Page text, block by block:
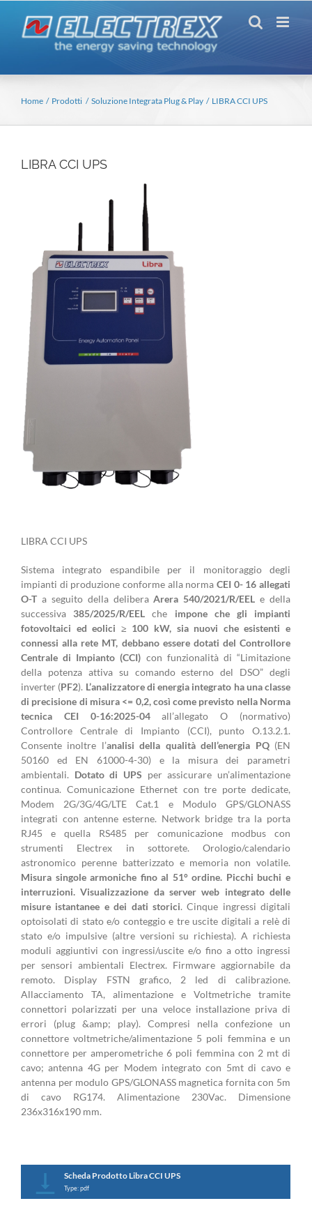
contenuto
Home Prodotti Soluzione Integrata Plug & Play LIBRA CCI UPS
LIBRA CCI UPS
LIBRA CCI UPS
Sistema integrato espandibile per il monitoraggio degli
impianti di produzione conforme alla norma CEI 0- 16 allegati
O-T a seguito della deliberaArera 540/2021/R/EEL e della
successiva385/2025/R/EEL che impone che gli impianti
fotovoltaici ed eolici ≥ 100 kW, sia nuovi che esistenti e
connessi alla rete MT, debbano essere dotati del Controllore
Centrale di Impianto (CCI) con funzionalità di “Limitazione
della potenza attiva su comando esterno del DSO” degli
inverter (PF2). L’analizzatore di energia integrato ha una classe
di precisione di misura <= 0,2, così come previsto nella Norma
tecnica CEI 0-16:2025-04all’allegato O (normativo)
Controllore Centrale di Impianto (CCI), punto O.13.2.1.
Consente inoltre l’analisi della qualità dell’energia PQ(EN
50160 ed EN 61000-4-30) e la misura dei parametri
ambientali. Dotato di UPS per assicurare un’alimentazione
continua. Comunicazione Ethernet con tre porte dedicate,
Modem 2G/3G/4G/LTE Cat.1 e Modulo GPS/GLONASS
integrati con antenne esterne. Network bridge tra la porta
RJ45 e quella RS485 per comunicazione modbus con
strumenti Electrex in sottorete. Orologio/calendario
astronomico perenne batterizzato e memoria non volatile.
Misura singole armoniche fino al 51° ordine. Picchi buchi e
interruzioni. Visualizzazione da server web integrato delle
misure istantanee e dei dati storici. Cinque ingressi digitali
optoisolati di stato e/o conteggio e tre uscite digitali a relè di
stato e/o impulsive (altre versioni su richiesta). A richiesta
moduli aggiuntivi con ingressi/uscite e/o fino a otto ingressi
per sensori ambientali Electrex. Firmware aggiornabile da
remoto. Display FSTN grafico, 2 led di calibrazione.
Allacciamento TA, alimentazione e Voltmetriche tramite
connettori polarizzati per una veloce installazione priva di
errori (plug &amp; play). Compresi nella confezione un
connettore voltmetriche/alimentazione 5 poli femmina e un
connettore per amperometriche 6 poli femmina con 2 mt di
cavo; antenna 4G per Modem integrato con 5mt di cavo e
antenna per modulo GPS/GLONASS magnetica fornita con 5m
di cavo RG174. Alimentazione 230Vac. Dimensione
236x316x190 mm.
Scheda Prodotto Libra CCI UPS
Type: pdf